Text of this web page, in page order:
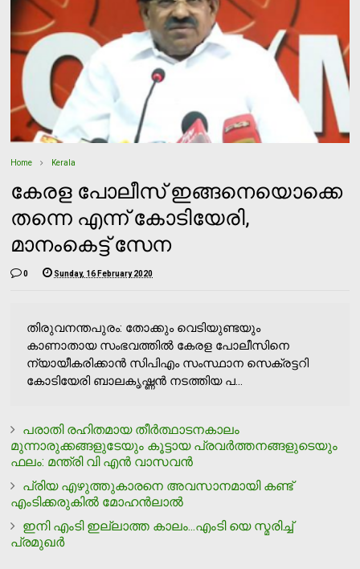
Home Kerala
കേരള പോലീസ് ഇങ്ങനെയൊക്കെ
തന്നെ എന്ന് കോടിയേരി,
മാനംകെട്ട് സേന
0 Sunday, 16 February 2020
തിരുവനന്തപുരം: തോക്കും വെടിയുണ്ടയും
കാണാതായ സംഭവത്തിൽ കേരള പോലീസിനെ
ന്യായീകരിക്കാൻ സിപിഎം സംസ്ഥാന സെക്രട്ടറി
കോടിയേരി ബാലകൃഷ്ണൻ നടത്തിയ പ...
പരാതി രഹിതമായ തീര്‍ത്ഥാടനകാലം
മുന്നാരുക്കങ്ങളുടേയും കൂട്ടായ പ്രവര്‍ത്തനങ്ങളുടെയും
ഫലം: മന്ത്രി വി എന്‍ വാസവന്‍
പ്രിയ എഴുത്തുകാരനെ അവസാനമായി കണ്ട്
എംടിക്കരുകില്‍ മോഹന്‍ലാല്‍
ഇനി എംടി ഇല്ലാത്ത കാലം...എംടി യെ സ്മരിച്ച്
പ്രമുഖര്‍